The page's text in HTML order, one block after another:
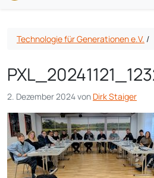
Technologie für Generationen e.V. /
2. Dezember 2024von Dirk Staiger